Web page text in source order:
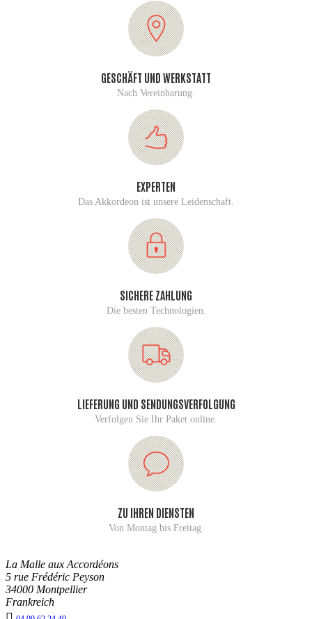
GESCHÄFT UND WERKSTATT
Nach Vereinbarung.
EXPERTEN
Das Akkordeon ist unsere Leidenschaft.
SICHERE ZAHLUNG
Die besten Technologien.
LIEFERUNG UND SENDUNGSVERFOLGUNG
Verfolgen Sie Ihr Paket online.
ZU IHREN DIENSTEN
Von Montag bis Freitag.
La Malle aux Accordéons
5 rue Frédéric Peyson
34000 Montpellier
Frankreich